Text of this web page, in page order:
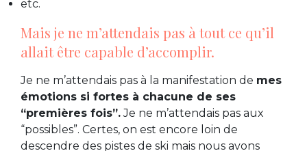
etc.
Mais je ne m’attendais pas à tout ce qu’il
allait être capable d’accomplir.
Je ne m’attendais pas à la manifestation de mes
émotions si fortes à chacune de ses
“premières fois”.Je ne m’attendais pas aux
“possibles”. Certes, on est encore loin de
descendre des pistes de ski mais nous avons